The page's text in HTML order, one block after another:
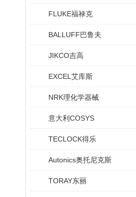
FLUKE福禄克
BALLUFF巴鲁夫
JIKCO吉高
EXCEL艾库斯
NRK理化学器械
意大利COSYS
TECLOCK得乐
Autonics奥托尼克斯
TORAY东丽